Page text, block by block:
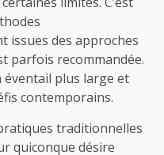
issues des approches
parfois recommandée.
éventail plus large et
contemporains.
traditionnelles
quiconque désire